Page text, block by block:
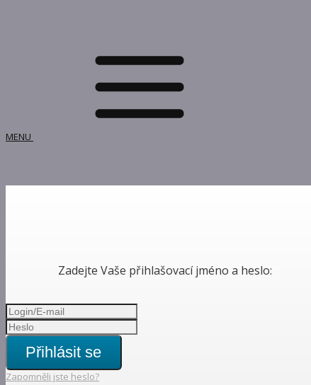
MENU
Zadejte Vaše přihlašovací jméno a heslo:
Přihlásit se
Zapomněli jste heslo?